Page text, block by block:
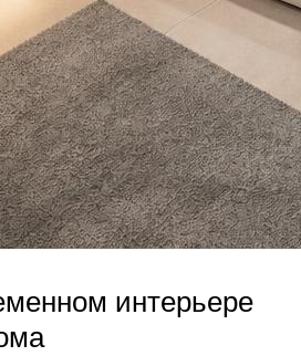
интерьере